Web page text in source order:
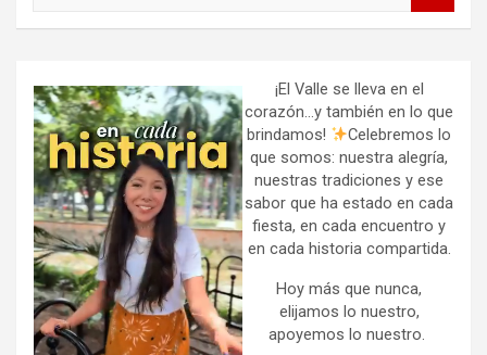
h
¡El Valle se lleva en el
corazón…y también en lo que
brindamos!
Celebremos lo
que somos: nuestra alegría,
nuestras tradiciones y ese
sabor que ha estado en cada
fiesta, en cada encuentro y
en cada historia compartida.
Hoy más que nunca,
elijamos lo nuestro,
apoyemos lo nuestro.